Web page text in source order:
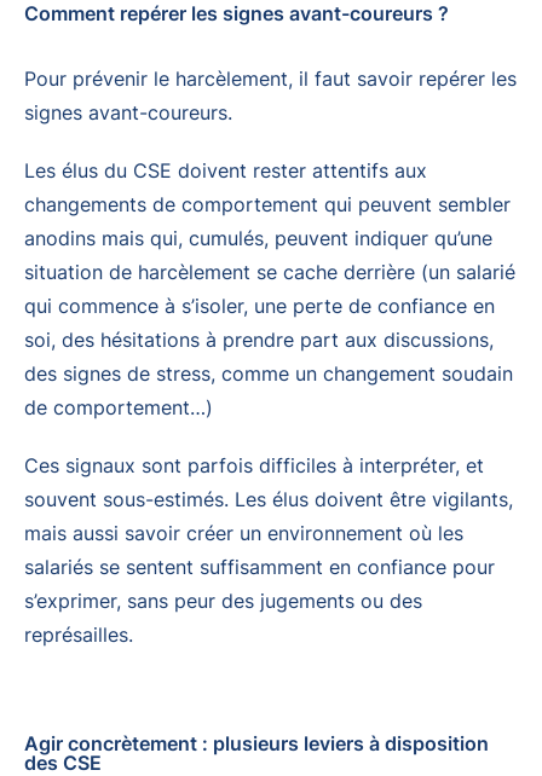
Comment repérer les signes avant-coureurs ?
Pour prévenir le harcèlement, il faut savoir repérer les
signes avant-coureurs.
Les élus du CSE doivent rester attentifs aux
changements de comportement qui peuvent sembler
anodins mais qui, cumulés, peuvent indiquer qu’une
situation de harcèlement se cache derrière (un salarié
qui commence à s’isoler, une perte de confiance en
soi, des hésitations à prendre part aux discussions,
des signes de stress, comme un changement soudain
de comportement…)
Ces signaux sont parfois difficiles à interpréter, et
souvent sous-estimés. Les élus doivent être vigilants,
mais aussi savoir créer un environnement où les
salariés se sentent suffisamment en confiance pour
s’exprimer, sans peur des jugements ou des
représailles.
Agir concrètement : plusieurs leviers à disposition
des CSE